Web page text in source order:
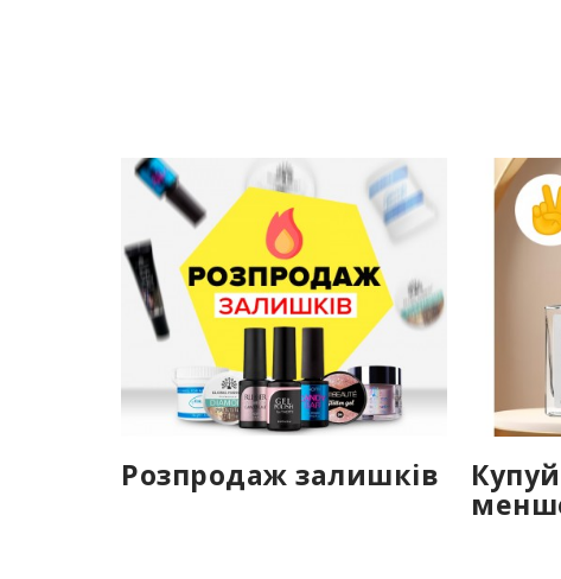
Розпродаж залишків